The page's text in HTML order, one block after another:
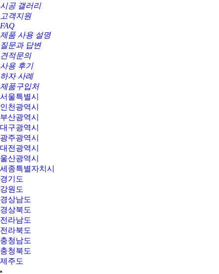
시공 갤러리
고객지원
FAQ
제품 사용 설명
질문과 답변
견적문의
사용 후기
하자 사례
제품구입처
서울특별시
인천광역시
부산광역시
대구광역시
광주광역시
대전광역시
울산광역시
세종특별자치시
경기도
강원도
경상남도
경상북도
전라남도
전라북도
충청남도
충청북도
제주도